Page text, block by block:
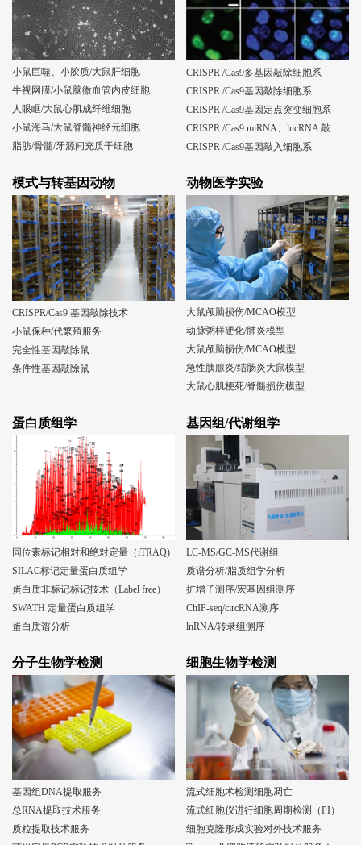
小鼠巨噬、小胶质/大鼠肝细胞
牛视网膜/小鼠脑微血管内皮细胞
人眼眶/大鼠心肌成纤维细胞
小鼠海马/大鼠脊髓神经元细胞
脂肪/骨髓/牙源间充质干细胞
CRISPR /Cas9多基因敲除细胞系
CRISPR /Cas9基因敲除细胞系
CRISPR /Cas9基因定点突变细胞系
CRISPR /Cas9基因敲入细胞系
模式与转基因动物
CRISPR/Cas9 基因敲除技术
小鼠保种/代繁殖服务
完全性基因敲除鼠
条件性基因敲除鼠
动物医学实验
大鼠颅脑损伤/MCAO模型
动脉粥样硬化/肺炎模型
大鼠颅脑损伤/MCAO模型
急性胰腺炎/结肠炎大鼠模型
大鼠心肌梗死/脊髓损伤模型
蛋白质组学
同位素标记相对和绝对定量（iTRAQ)
SILAC标记定量蛋白质组学
蛋白质非标记标记技术（Label free）
SWATH 定量蛋白质组学
蛋白质谱分析
基因组/代谢组学
LC-MS/GC-MS代谢组
质谱分析/脂质组学分析
扩增子测序/宏基因组测序
ChIP-seq/circRNA测序
lnRNA/转录组测序
分子生物学检测
基因组DNA提取服务
总RNA提取技术服务
质粒提取技术服务
细胞生物学检测
流式细胞术检测细胞凋亡
流式细胞仪进行细胞周期检测（PI）
细胞克隆形成实验对外技术服务